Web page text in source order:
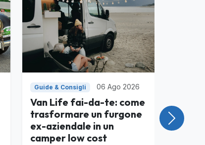
Guide & Consigli 06 Ago 2026
Van Life fai-da-te: come
trasformare un furgone
ex-aziendale in un
camper low cost